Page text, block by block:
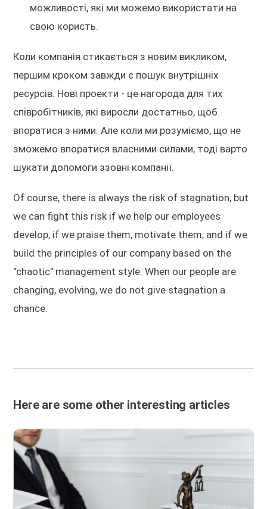
можливості, які ми можемо використати на
свою користь.
Коли компанія стикається з новим викликом,
першим кроком завжди є пошук внутрішніх
ресурсів. Нові проекти - це нагорода для тих
співробітників, які виросли достатньо, щоб
впоратися з ними. Але коли ми розуміємо, що не
зможемо впоратися власними силами, тоді варто
шукати допомоги ззовні компанії.
Of course, there is always the risk of stagnation, but
we can fight this risk if we help our employees
develop, if we praise them, motivate them, and if we
build the principles of our company based on the
"chaotic" management style. When our people are
changing, evolving, we do not give stagnation a
chance.
Here are some other interesting articles